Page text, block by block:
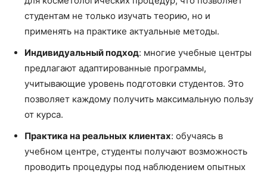
студентам не только изучать теорию, но и
применять на практике актуальные методы.
Индивидуальный подход: многие учебные центры
предлагают адаптированные программы,
учитывающие уровень подготовки студентов. Это
позволяет каждому получить максимальную пользу
от курса.
Практика на реальных клиентах: обучаясь в
учебном центре, студенты получают возможность
проводить процедуры под наблюдением опытных